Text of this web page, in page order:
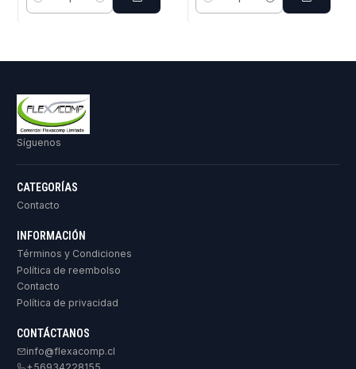
Cantidad Cantidad
Síguenos
CATEGORÍAS
Contacto
INFORMACIÓN
Términos y Condiciones
Política de reembolso
Contacto
Política de privacidad
CONTÁCTANOS
info@flexacomp.cl